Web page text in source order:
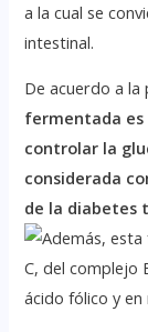
a la cual se
intestinal.
De acuerdo a la
fermentada es
controlar la
considerada
de la diabetes